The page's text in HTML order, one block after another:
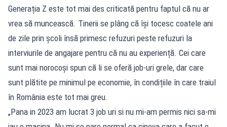
Generația Z este tot mai des criticată pentru faptul că nu ar
vrea să muncească. Tinerii se plâng că își tocesc coatele ani
de zile prin școli însă primesc refuzuri peste refuzuri la
interviurile de angajare pentru că nu au experiență. Cei care
sunt mai norocoși spun că li se oferă job-uri grele, dar care
sunt plătite pe minimul pe economie, în condițiile în care traiul
în România este tot mai greu.
„Pana in 2023 am lucrat 3 job uri si nu mi-am permis nici sa-mi